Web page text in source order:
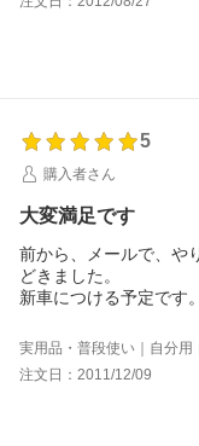
5
購入者さん
大変満足です
前から、メールで、や
どきました。
新車につける予定です。
実用品・普段使い｜自分用
注文日：2011/12/09